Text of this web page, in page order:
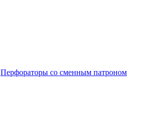
Перфораторы со сменным патроном